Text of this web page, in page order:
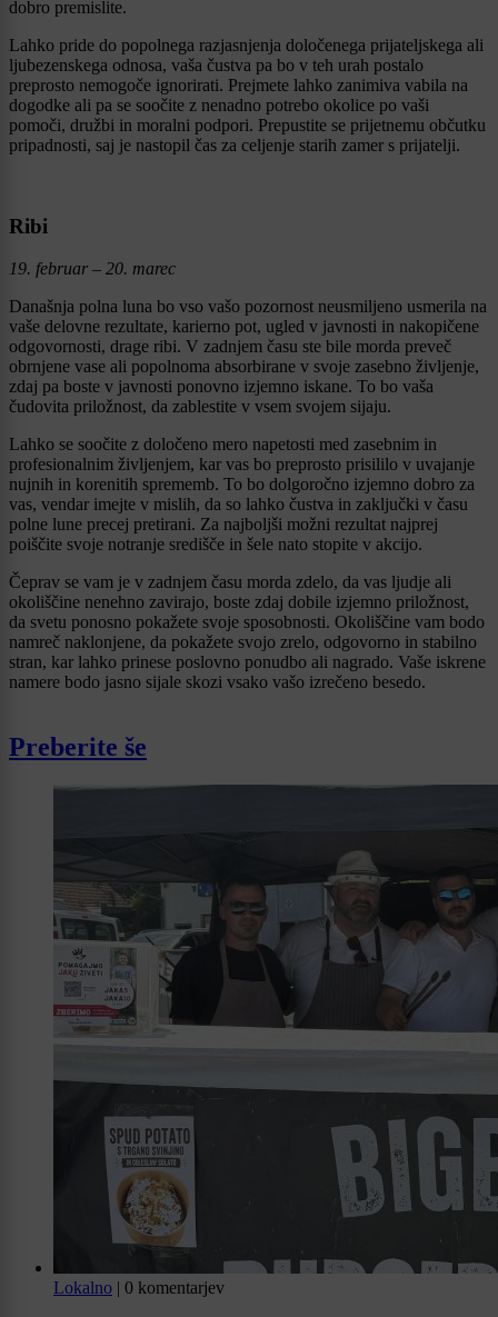
dobro premislite.
Lahko pride do popolnega razjasnjenja določenega prijateljskega ali
ljubezenskega odnosa, vaša čustva pa bo v teh urah postalo
preprosto nemogoče ignorirati. Prejmete lahko zanimiva vabila na
dogodke ali pa se soočite z nenadno potrebo okolice po vaši
pomoči, družbi in moralni podpori. Prepustite se prijetnemu občutku
pripadnosti, saj je nastopil čas za celjenje starih zamer s prijatelji.
Ribi
19. februar – 20. marec
Današnja polna luna bo vso vašo pozornost neusmiljeno usmerila na
vaše delovne rezultate, karierno pot, ugled v javnosti in nakopičene
odgovornosti, drage ribi. V zadnjem času ste bile morda preveč
obrnjene vase ali popolnoma absorbirane v svoje zasebno življenje,
zdaj pa boste v javnosti ponovno izjemno iskane. To bo vaša
čudovita priložnost, da zablestite v vsem svojem sijaju.
Lahko se soočite z določeno mero napetosti med zasebnim in
profesionalnim življenjem, kar vas bo preprosto prisililo v uvajanje
nujnih in korenitih sprememb. To bo dolgoročno izjemno dobro za
vas, vendar imejte v mislih, da so lahko čustva in zaključki v času
polne lune precej pretirani. Za najboljši možni rezultat najprej
poiščite svoje notranje središče in šele nato stopite v akcijo.
Čeprav se vam je v zadnjem času morda zdelo, da vas ljudje ali
okoliščine nenehno zavirajo, boste zdaj dobile izjemno priložnost,
da svetu ponosno pokažete svoje sposobnosti. Okoliščine vam bodo
namreč naklonjene, da pokažete svojo zrelo, odgovorno in stabilno
stran, kar lahko prinese poslovno ponudbo ali nagrado. Vaše iskrene
namere bodo jasno sijale skozi vsako vašo izrečeno besedo.
Preberite še
Lokalno | 0 komentarjev